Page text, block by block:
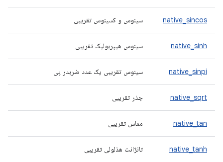
native_sincos سینوس و کسینوس تقریبی
native_sinh سینوس هیپربولیک تقریبی
native_sinpi سینوس تقریبی یک عدد ضربدر پی
native_sqrt جذر تقریبی
native_tan مماس تقریبی
native_tanh تانژانت هذلولی تقریبی